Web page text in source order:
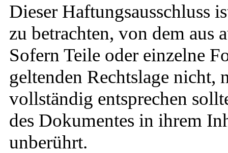
Dieser Haftungsausschluss
zu betrachten, von dem aus
Sofern Teile oder einzelne
geltenden Rechtslage nicht,
vollständig entsprechen
des Dokumentes in ihrem
unberührt.